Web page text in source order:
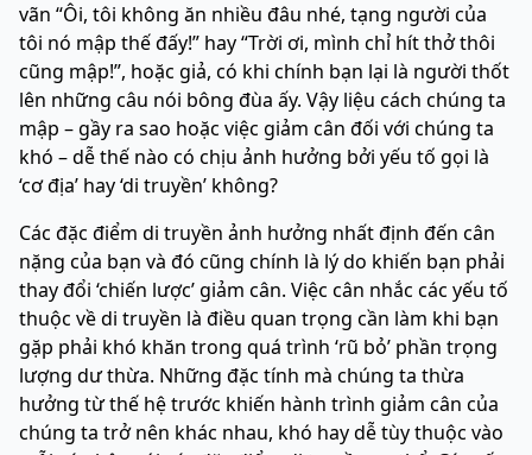
vãn “Ôi, tôi không ăn nhiều đâu nhé, tạng người của
tôi nó mập thế đấy!” hay “Trời ơi, mình chỉ hít thở thôi
cũng mập!”, hoặc giả, có khi chính bạn lại là người thốt
lên những câu nói bông đùa ấy. Vậy liệu cách chúng ta
mập – gầy ra sao hoặc việc giảm cân đối với chúng ta
khó – dễ thế nào có chịu ảnh hưởng bởi yếu tố gọi là
‘cơ địa’ hay ‘di truyền’ không?
Các đặc điểm di truyền ảnh hưởng nhất định đến cân
nặng của bạn và đó cũng chính là lý do khiến bạn phải
thay đổi ‘chiến lược’ giảm cân. Việc cân nhắc các yếu tố
thuộc về di truyền là điều quan trọng cần làm khi bạn
gặp phải khó khăn trong quá trình ‘rũ bỏ’ phần trọng
lượng dư thừa. Những đặc tính mà chúng ta thừa
hưởng từ thế hệ trước khiến hành trình giảm cân của
chúng ta trở nên khác nhau, khó hay dễ tùy thuộc vào